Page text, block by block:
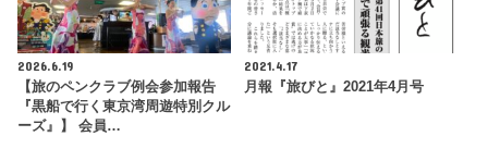
2026.6.19
【旅のペンクラブ例会参加報告
『黒船で行く東京湾周遊特別クル
ーズ』】 会員…
2021.4.17
月報『旅びと』2021年4月号